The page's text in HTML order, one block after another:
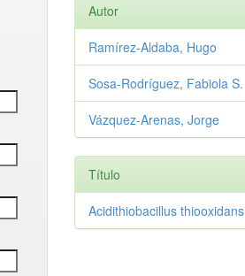
Autor
Ramírez‑Aldaba, Hugo
Sosa‑Rodríguez, Fabiola S.
Vázquez‑Arenas, Jorge
Título
Acidithiobacillus thiooxidans